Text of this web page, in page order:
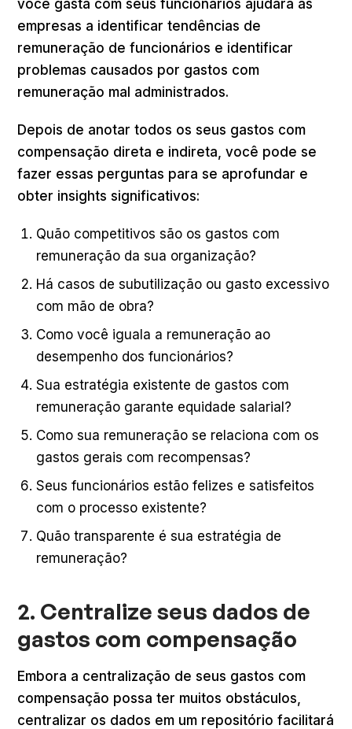
você gasta com seus funcionários ajudará as
empresas a identificar tendências de
remuneração de funcionários e identificar
problemas causados por gastos com
remuneração mal administrados.
Depois de anotar todos os seus gastos com
compensação direta e indireta, você pode se
fazer essas perguntas para se aprofundar e
obter insights significativos:
Quão competitivos são os gastos com
remuneração da sua organização?
Há casos de subutilização ou gasto excessivo
com mão de obra?
Como você iguala a remuneração ao
desempenho dos funcionários?
Sua estratégia existente de gastos com
remuneração garante equidade salarial?
Como sua remuneração se relaciona com os
gastos gerais com recompensas?
Seus funcionários estão felizes e satisfeitos
com o processo existente?
Quão transparente é sua estratégia de
remuneração?
2. Centralize seus dados de
gastos com compensação
Embora a centralização de seus gastos com
compensação possa ter muitos obstáculos,
centralizar os dados em um repositório facilitará